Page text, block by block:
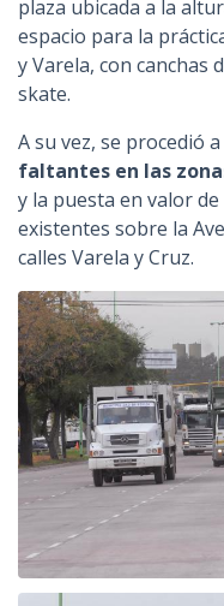
plaza ubicada a la
espacio para la
y Varela, con canchas
skate.
A su vez, se procedió a
faltantes en las
y la puesta en valor
existentes sobre la
calles Varela y Cruz.